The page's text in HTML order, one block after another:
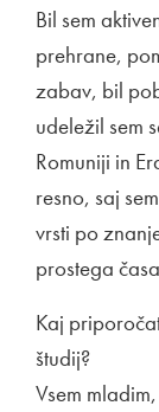
Bil sem
prehrane,
zabav, bil
udeležil sem
Romuniji in
resno, saj
vrsti po
prostega
Kaj
študij?
Vsem